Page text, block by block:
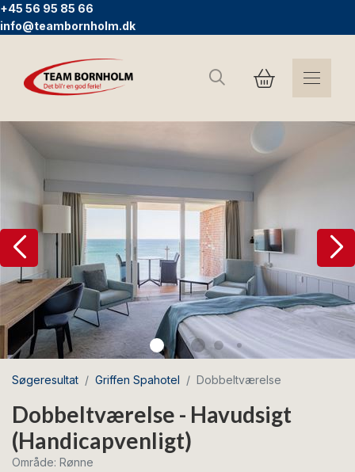
+45 56 95 85 66
info@teambornholm.dk
Søg
Søgeresultat Griffen Spahotel Dobbeltværelse
Dobbeltværelse - Havudsigt
(Handicapvenligt)
Område: Rønne